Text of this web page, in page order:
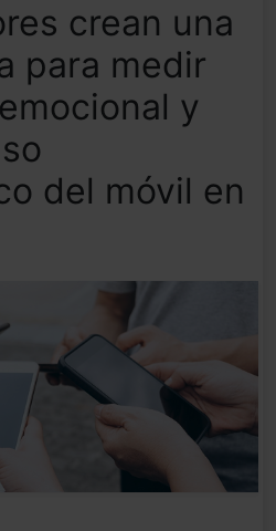
crean una
para medir
y
del móvil en